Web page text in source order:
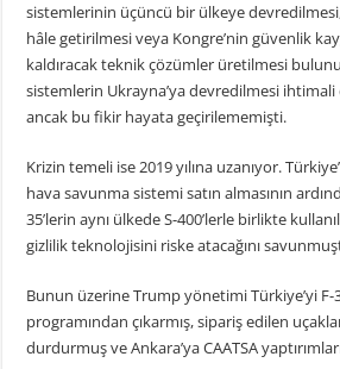
sistemlerinin üçüncü bir ülkeye
hâle getirilmesi veya Kongre’nin güvenlik
kaldıracak teknik çözümler üretilmesi
sistemlerin Ukrayna’ya devredilmesi
ancak bu fikir hayata geçirilememişti.
Krizin temeli ise 2019 yılına uzanıyor.
hava savunma sistemi satın almasının
35’lerin aynı ülkede S-400’lerle birlikte
gizlilik teknolojisini riske atacağını
Bunun üzerine Trump yönetimi Türkiye’yi
programından çıkarmış, sipariş edilen
durdurmuş ve Ankara’ya CAATSA